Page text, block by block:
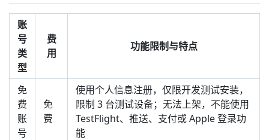
账
号
类
型
费
用
功能限制与特点
免
费
账
号
免
费
使用个人信息注册，仅限开发测试安装，
限制 3 台测试设备；无法上架，不能使用
TestFlight、推送、支付或 Apple 登录功
能